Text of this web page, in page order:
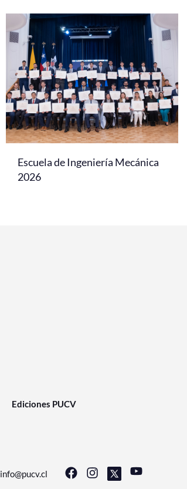
Escuela de Ingeniería Mecánica
2026
Ediciones PUCV
info@pucv.cl